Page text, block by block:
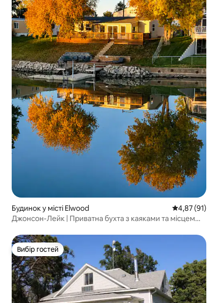
Будинок у місті Elwood Середня
4,87 (91)
Джонсон-Лейк | Приватна бухта з каяками та місцем
Вибір гостей
Вибір гостей